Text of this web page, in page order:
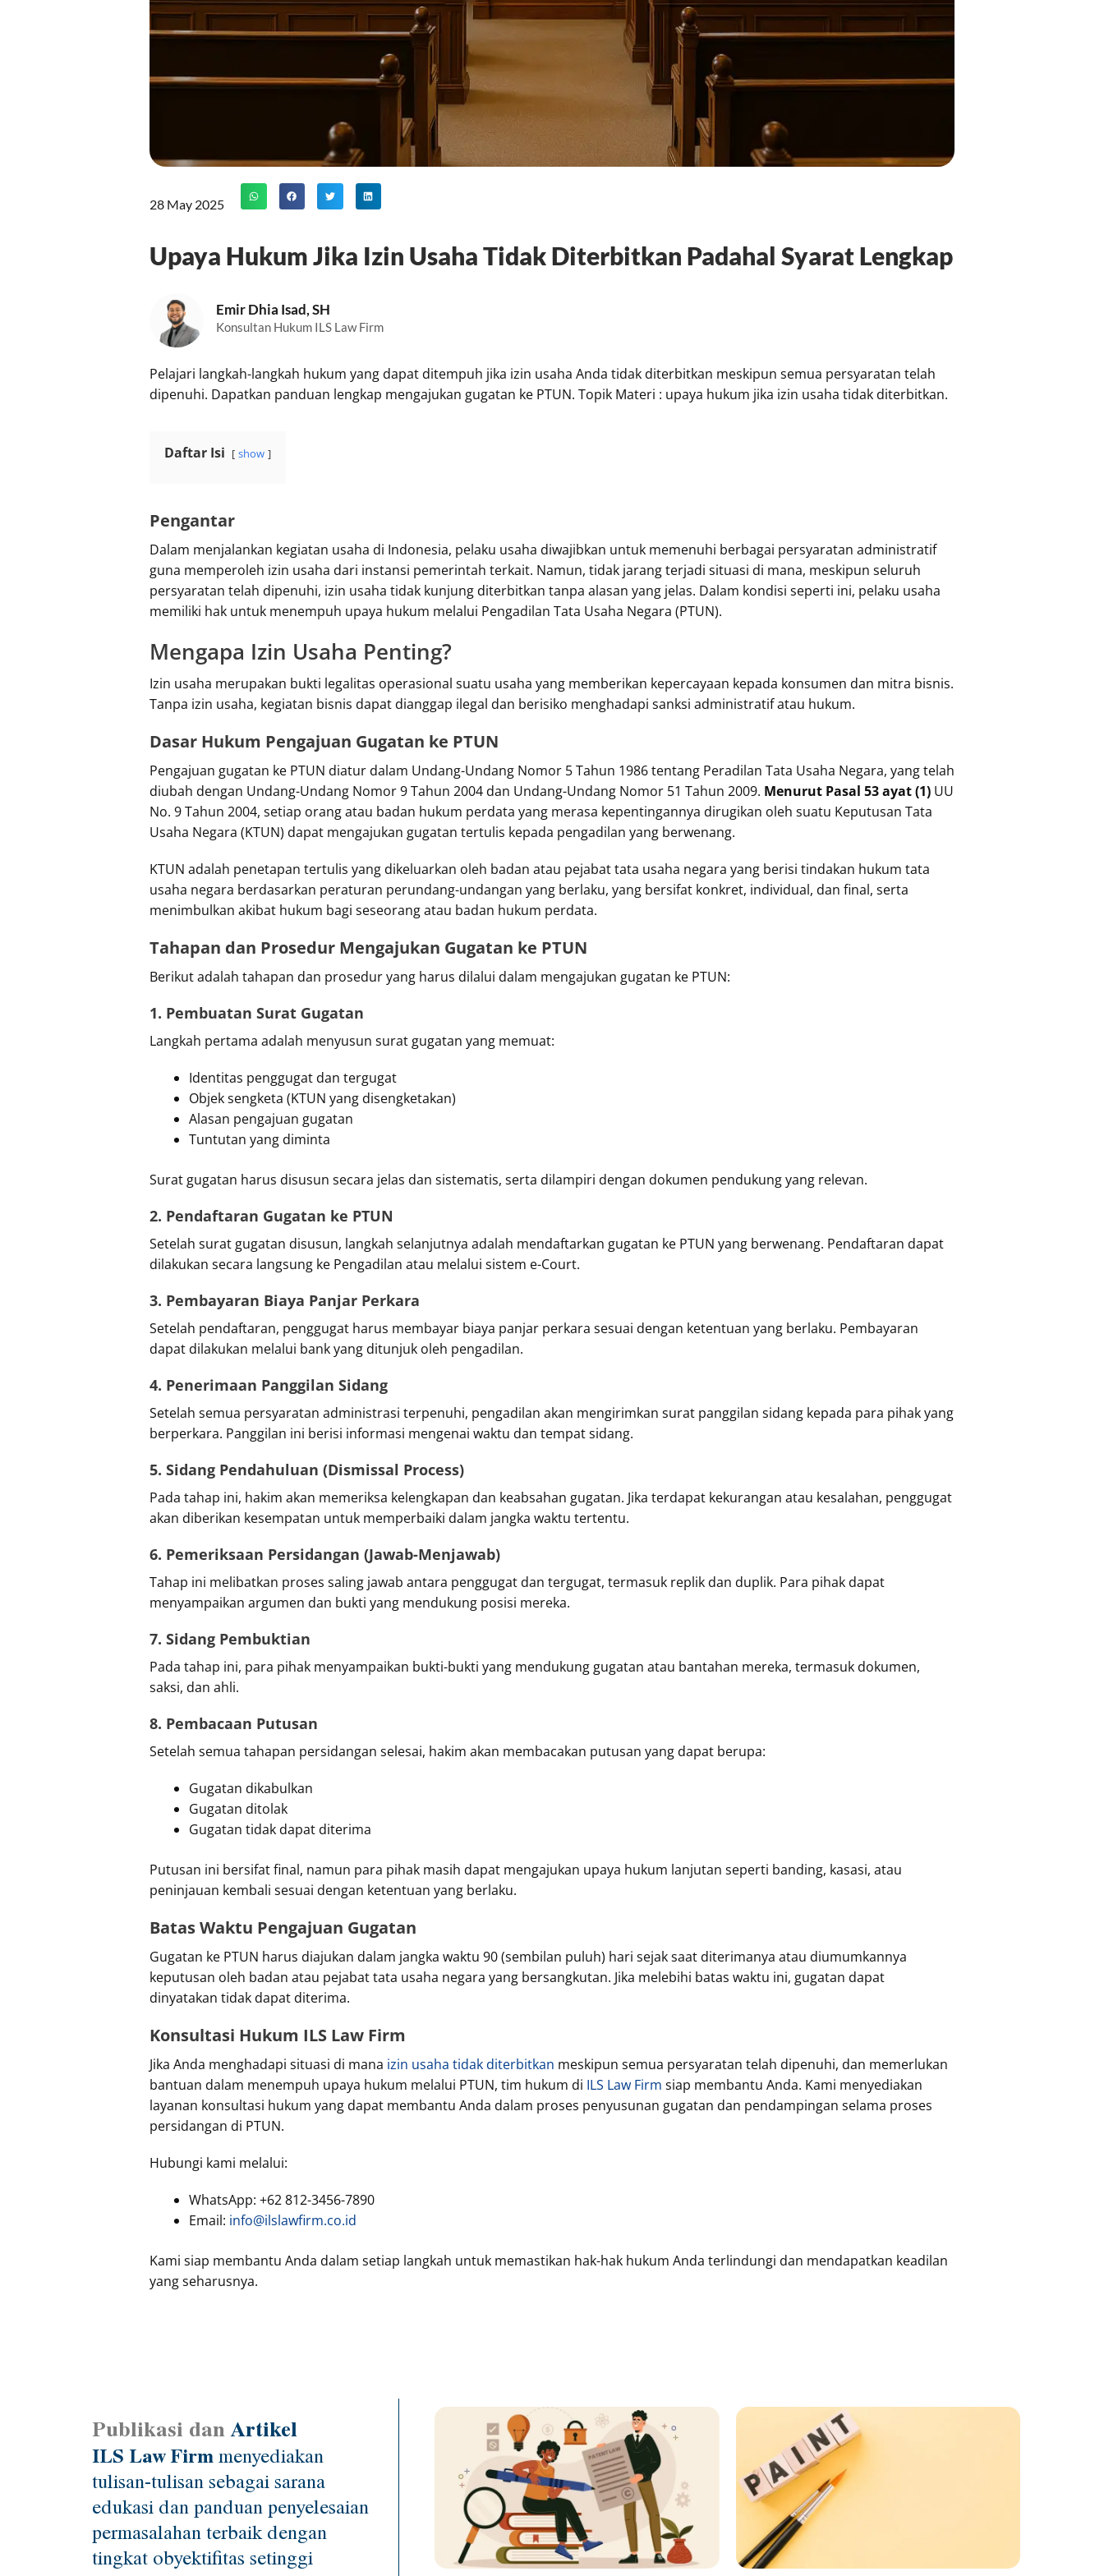
28 May 2025
Upaya Hukum Jika Izin Usaha Tidak Diterbitkan Padahal Syarat Lengkap
Emir Dhia Isad, SH
Konsultan Hukum ILS Law Firm
Pelajari langkah-langkah hukum yang dapat ditempuh jika izin usaha Anda tidak diterbitkan meskipun semua persyaratan telah
dipenuhi. Dapatkan panduan lengkap mengajukan gugatan ke PTUN. Topik Materi : upaya hukum jika izin usaha tidak diterbitkan.
Daftar Isi show
Pengantar
Dalam menjalankan kegiatan usaha di Indonesia, pelaku usaha diwajibkan untuk memenuhi berbagai persyaratan administratif
guna memperoleh izin usaha dari instansi pemerintah terkait. Namun, tidak jarang terjadi situasi di mana, meskipun seluruh
persyaratan telah dipenuhi, izin usaha tidak kunjung diterbitkan tanpa alasan yang jelas. Dalam kondisi seperti ini, pelaku usaha
memiliki hak untuk menempuh upaya hukum melalui Pengadilan Tata Usaha Negara (PTUN).
Mengapa Izin Usaha Penting?
Izin usaha merupakan bukti legalitas operasional suatu usaha yang memberikan kepercayaan kepada konsumen dan mitra bisnis.
Tanpa izin usaha, kegiatan bisnis dapat dianggap ilegal dan berisiko menghadapi sanksi administratif atau hukum.
Dasar Hukum Pengajuan Gugatan ke PTUN
Pengajuan gugatan ke PTUN diatur dalam Undang-Undang Nomor 5 Tahun 1986 tentang Peradilan Tata Usaha Negara, yang telah
diubah dengan Undang-Undang Nomor 9 Tahun 2004 dan Undang-Undang Nomor 51 Tahun 2009. Menurut Pasal 53 ayat (1) UU
No. 9 Tahun 2004, setiap orang atau badan hukum perdata yang merasa kepentingannya dirugikan oleh suatu Keputusan Tata
Usaha Negara (KTUN) dapat mengajukan gugatan tertulis kepada pengadilan yang berwenang.
KTUN adalah penetapan tertulis yang dikeluarkan oleh badan atau pejabat tata usaha negara yang berisi tindakan hukum tata
usaha negara berdasarkan peraturan perundang-undangan yang berlaku, yang bersifat konkret, individual, dan final, serta
menimbulkan akibat hukum bagi seseorang atau badan hukum perdata.
Tahapan dan Prosedur Mengajukan Gugatan ke PTUN
Berikut adalah tahapan dan prosedur yang harus dilalui dalam mengajukan gugatan ke PTUN:
1. Pembuatan Surat Gugatan
Langkah pertama adalah menyusun surat gugatan yang memuat:
Identitas penggugat dan tergugat
Objek sengketa (KTUN yang disengketakan)
Alasan pengajuan gugatan
Tuntutan yang diminta
Surat gugatan harus disusun secara jelas dan sistematis, serta dilampiri dengan dokumen pendukung yang relevan.
2. Pendaftaran Gugatan ke PTUN
Setelah surat gugatan disusun, langkah selanjutnya adalah mendaftarkan gugatan ke PTUN yang berwenang. Pendaftaran dapat
dilakukan secara langsung ke Pengadilan atau melalui sistem e-Court.
3. Pembayaran Biaya Panjar Perkara
Setelah pendaftaran, penggugat harus membayar biaya panjar perkara sesuai dengan ketentuan yang berlaku. Pembayaran
dapat dilakukan melalui bank yang ditunjuk oleh pengadilan.
4. Penerimaan Panggilan Sidang
Setelah semua persyaratan administrasi terpenuhi, pengadilan akan mengirimkan surat panggilan sidang kepada para pihak yang
berperkara. Panggilan ini berisi informasi mengenai waktu dan tempat sidang.
5. Sidang Pendahuluan (Dismissal Process)
Pada tahap ini, hakim akan memeriksa kelengkapan dan keabsahan gugatan. Jika terdapat kekurangan atau kesalahan, penggugat
akan diberikan kesempatan untuk memperbaiki dalam jangka waktu tertentu.
6. Pemeriksaan Persidangan (Jawab-Menjawab)
Tahap ini melibatkan proses saling jawab antara penggugat dan tergugat, termasuk replik dan duplik. Para pihak dapat
menyampaikan argumen dan bukti yang mendukung posisi mereka.
7. Sidang Pembuktian
Pada tahap ini, para pihak menyampaikan bukti-bukti yang mendukung gugatan atau bantahan mereka, termasuk dokumen,
saksi, dan ahli.
8. Pembacaan Putusan
Setelah semua tahapan persidangan selesai, hakim akan membacakan putusan yang dapat berupa:
Gugatan dikabulkan
Gugatan ditolak
Gugatan tidak dapat diterima
Putusan ini bersifat final, namun para pihak masih dapat mengajukan upaya hukum lanjutan seperti banding, kasasi, atau
peninjauan kembali sesuai dengan ketentuan yang berlaku.
Batas Waktu Pengajuan Gugatan
Gugatan ke PTUN harus diajukan dalam jangka waktu 90 (sembilan puluh) hari sejak saat diterimanya atau diumumkannya
keputusan oleh badan atau pejabat tata usaha negara yang bersangkutan. Jika melebihi batas waktu ini, gugatan dapat
dinyatakan tidak dapat diterima.
Konsultasi Hukum ILS Law Firm
Jika Anda menghadapi situasi di mana izin usaha tidak diterbitkan meskipun semua persyaratan telah dipenuhi, dan memerlukan
bantuan dalam menempuh upaya hukum melalui PTUN, tim hukum di ILS Law Firm siap membantu Anda. Kami menyediakan
layanan konsultasi hukum yang dapat membantu Anda dalam proses penyusunan gugatan dan pendampingan selama proses
persidangan di PTUN.
Hubungi kami melalui:
WhatsApp: +62 812-3456-7890
Email: info@ilslawfirm.co.id
Kami siap membantu Anda dalam setiap langkah untuk memastikan hak-hak hukum Anda terlindungi dan mendapatkan keadilan
yang seharusnya.
Publikasi danArtikel
ILS Law Firmmenyediakan
tulisan-tulisan sebagai sarana
edukasi dan panduan penyelesaian
permasalahan terbaik dengan
tingkat obyektifitas setinggi
Page Page